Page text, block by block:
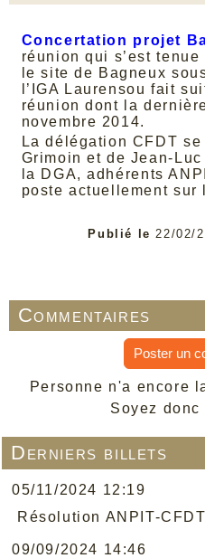
Derniers billets
05/11/2024 12:19
Résolution ANPIT-
09/09/2024 14:46
Concertation projet
réunion qui s’est
le site de Bagneux
l’IGA Laurensou fait
réunion dont la
novembre 2014.
La délégation CFDT
Grimoin et de Jean-
la DGA, adhérents
poste actuellement sur
Publié le 22/02/
Commentaires
Poster un
Personne n'a encore
Soyez